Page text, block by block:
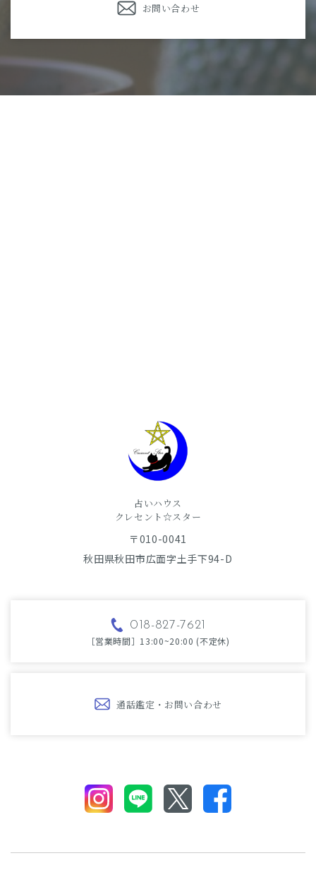
お問い合わせ
占いハウス
​​​​​​​クレセント☆スター
〒010-0041
秋田県秋田市広面字土手下94-D
018-827-7621
［営業時間］13:00~20:00 (不定休)
通話鑑定・お問い合わせ